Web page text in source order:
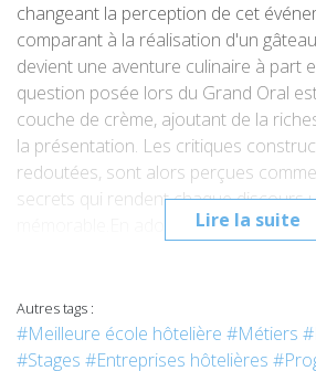
Lire la suite
changeant la perception de cet
comparant à la réalisation d'un
devient une aventure culinaire à part
question posée lors du Grand Oral
couche de crème, ajoutant de la
la présentation. Les critiques
redoutées, sont alors perçues
secrets qui rendent chaque discours
mémorable.En adoptant le rôle de
décorer leurs idées avec soin et à
confiance et élégance. L'auditoire, tel
appréciera la saveur de leur
Autres tags :
#Meilleure école hôtelière #Métiers
#Stages #Entreprises hôtelières